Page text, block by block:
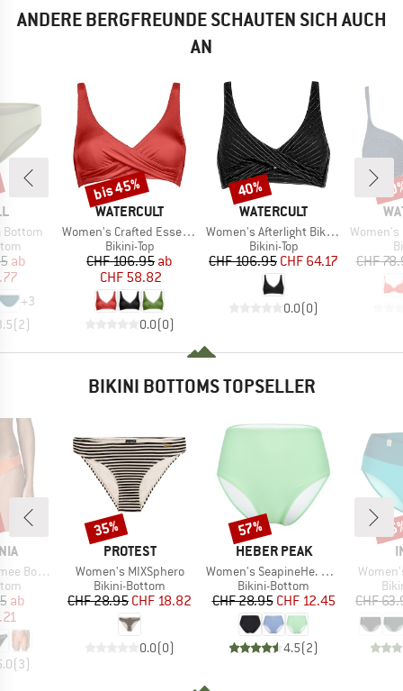
ANDERE BERGFREUNDE SCHAUTEN SICH AUCH
AN
Bottom
Preis
ab
+3
(2)
MARKE
WATERCULT
Artikel
Women's Crafted Essentials Bikini Top No. 7331
Produktgruppe
Bikini-Top
Preis
CHF 106.95reduzierter Preis
ab
CHF 58.82
0.0(0)
Rabatt
bis 45%
MARKE
WATERCULT
Artikel
Women's Afterlight Bikini Top No. 7330
Produktgruppe
Bikini-Top
Preis
CHF 106.95reduzierter Preis
CHF 64.17
0.0(0)
Rabatt
40%
Artikel
Women's
CHF
BIKINI BOTTOMS TOPSELLER
Preis
ab
(3)
MARKE
PROTEST
Artikel
Women's MIXSphero
Produktgruppe
Bikini-Bottom
Preis
CHF 28.95reduzierter Preis
CHF 18.82
0.0(0)
Rabatt
35%
MARKE
HEBER PEAK
Artikel
Women's SeapineHe. Bikini Pants High Waist
Produktgruppe
Bikini-Bottom
Preis
CHF 28.95reduzierter Preis
CHF 12.45
4.5(2)
Rabatt
57%
Artikel
CHF